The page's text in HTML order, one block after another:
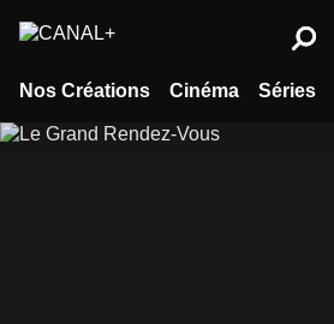
Nos Créations Cinéma Séries